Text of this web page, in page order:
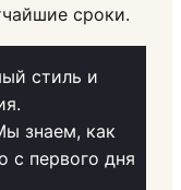
сроки.
стиль и
знаем, как
с первого дня